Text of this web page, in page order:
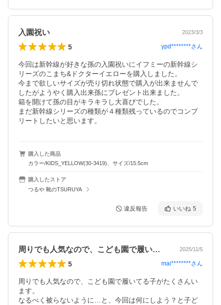
入園祝い 2023/3/3
5 ypd********さん
今回は新幹線が好きな孫の入園祝いにイフミーの新幹線シ
リーズのこまち&ドクターイエローを購入しました。
今まで欲しいサイズが売り切れ状態で購入が出来ませんで
したがようやく購入出来孫にプレゼント出来ました。
箱を開けて孫の目がキラキラし大喜びでした。
まだ新幹線シリーズの種類が４種類残っているのでコンプ
リートしたいと思います。
購入した商品
カラー/KIDS_YELLOW(30-3419)、サイズ/15.5cm
購入したストア
つるや 靴のTSURUYA
違反報告 いいね 5
周りでも人気なので、こども園で履いてる… 2025/11/5
5 mai********さん
周りでも人気なので、こども園で履いてる子がたくさんい
ます。
なるべく被らないように…と、今回は何にしよう？と子ど